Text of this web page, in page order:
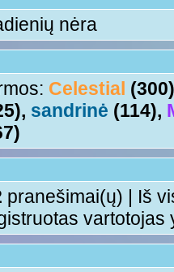
nėra
Celestial
sandrinė (114),
pranešimai(ų) | Iš
vartotojas